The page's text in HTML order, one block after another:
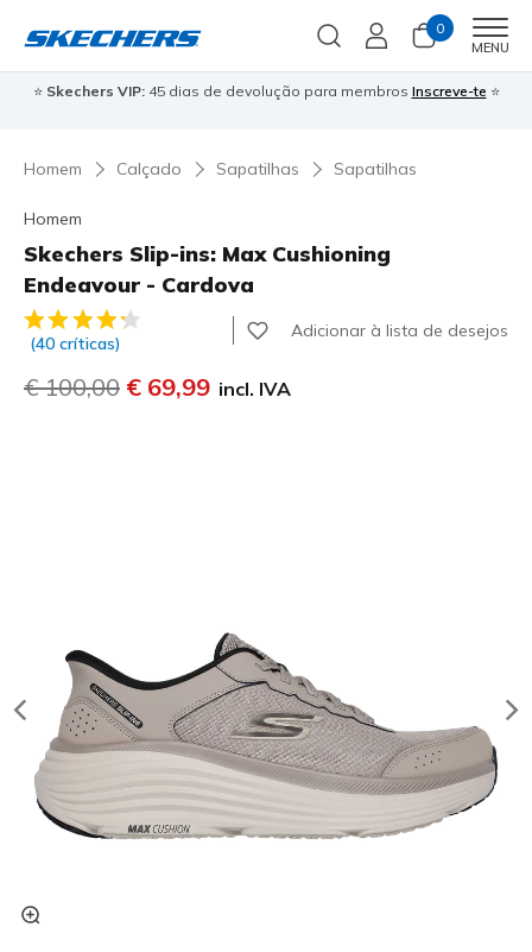
0
MENU
⭐ Skechers VIP:45 dias de devolução para membros Inscreve-te ⭐
Homem Calçado Sapatilhas Sapatilhas
Homem
Skechers Slip-ins: Max Cushioning
Endeavour - Cardova
5 de 5 – Classificação do cliente
(40 críticas)
Adicionar à lista de desejos
Preço com desconto de
€ 100,00 para
€ 69,99 incl. IVA